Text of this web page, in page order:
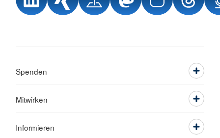
Spenden
Mitwirken
Informieren